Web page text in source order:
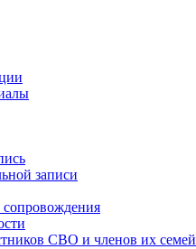
записи
сопровождения
СВО и членов их семей